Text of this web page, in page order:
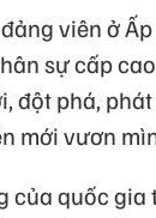
viên ở
sự cấp
đột phá,
mới vươn
của quốc gia